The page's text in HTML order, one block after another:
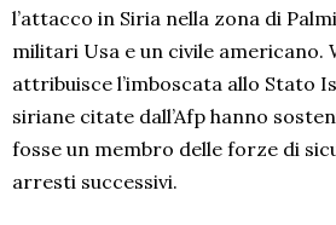
l’attacco in Siria nella zona di
militari Usa e un civile americano.
attribuisce l’imboscata allo Stato
siriane citate dall’Afp hanno
fosse un membro delle forze di
arresti successivi.